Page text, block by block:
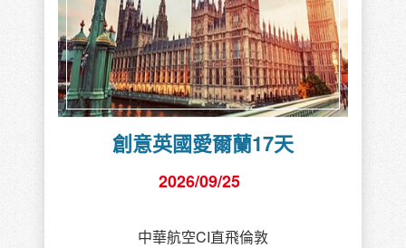
創意英國愛爾蘭17天
2026/09/25
中華航空CI直飛倫敦